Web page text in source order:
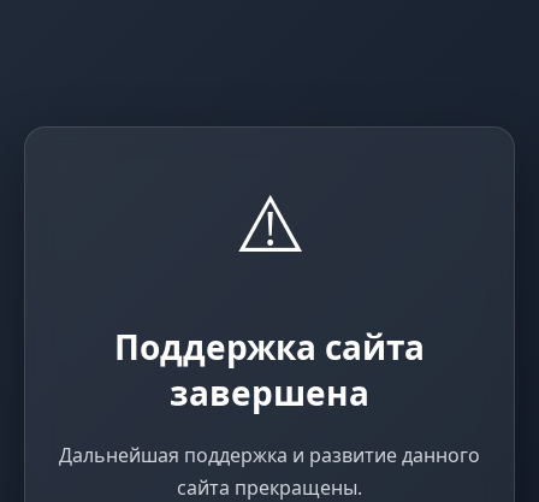
⚠️
Поддержка сайта
завершена
Дальнейшая поддержка и развитие данного
сайта прекращены.